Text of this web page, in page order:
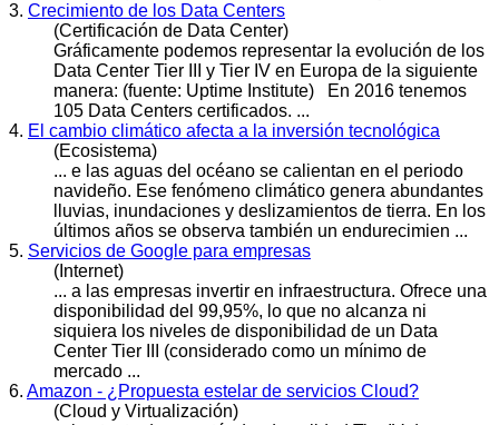
3. Crecimiento de los Data Centers
(Certificación de Data Center)
Gráficamente podemos representar la evolución de los
Data Center Tier III y Tier IV en Europa de la siguiente
manera: (fuente: Uptime Institute) En 2016 tenemos
105 Data Centers certificados. ...
4. El cambio climático afecta a la inversión tecnológica
(Ecosistema)
... e las aguas del océano se calientan en el periodo
navideño. Ese fenómeno climático genera abundantes
lluvias, inundaciones y deslizamientos de tierra. En los
últimos años se observa también un endurecimien ...
5. Servicios de Google para empresas
(Internet)
... a las empresas invertir en infraestructura. Ofrece una
disponibilidad del 99,95%, lo que no alcanza ni
siquiera los niveles de disponibilidad de un Data
Center Tier III (considerado como un mínimo de
mercado ...
6. Amazon - ¿Propuesta estelar de servicios Cloud?
(Cloud y Virtualización)